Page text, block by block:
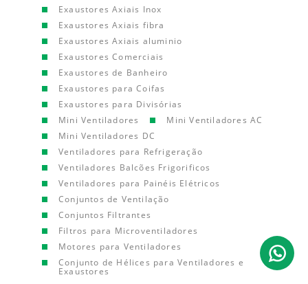
Exaustores Axiais Inox
Exaustores Axiais fibra
Exaustores Axiais aluminio
Exaustores Comerciais
Exaustores de Banheiro
Exaustores para Coifas
Exaustores para Divisórias
Mini Ventiladores
Mini Ventiladores AC
Mini Ventiladores DC
Ventiladores para Refrigeração
Ventiladores Balcões Frigorificos
Ventiladores para Painéis Elétricos
Conjuntos de Ventilação
Conjuntos Filtrantes
Filtros para Microventiladores
Motores para Ventiladores
Conjunto de Hélices para Ventiladores e
Exaustores